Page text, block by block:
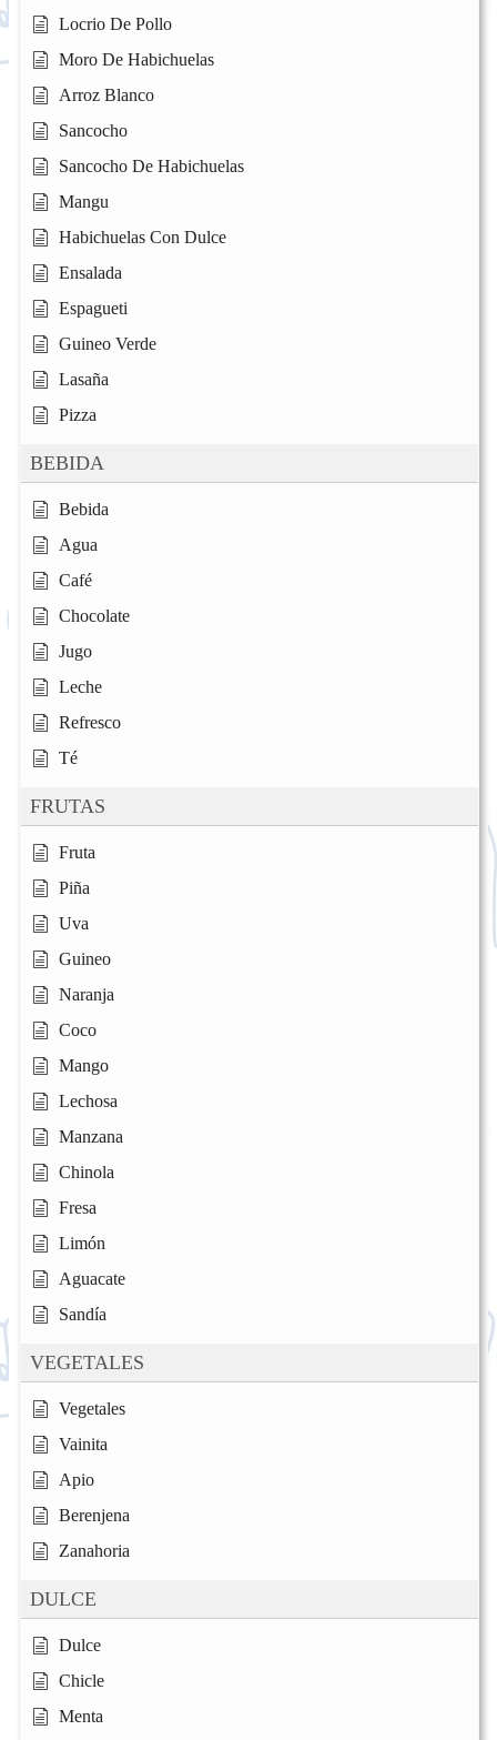
Locrio De Pollo
Moro De Habichuelas
Arroz Blanco
Sancocho
Sancocho De Habichuelas
Mangu
Habichuelas Con Dulce
Ensalada
Espagueti
Guineo Verde
Lasaña
Pizza
BEBIDA
Bebida
Agua
Café
Chocolate
Jugo
Leche
Refresco
Té
FRUTAS
Fruta
Piña
Uva
Guineo
Naranja
Coco
Mango
Lechosa
Manzana
Chinola
Fresa
Limón
Aguacate
Sandía
VEGETALES
Vegetales
Vainita
Apio
Berenjena
Zanahoria
DULCE
Dulce
Chicle
Menta